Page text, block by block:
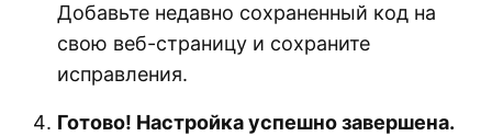
Добавьте недавно сохраненный код на
свою веб-страницу и сохраните
исправления.
Готово! Настройка успешно завершена.